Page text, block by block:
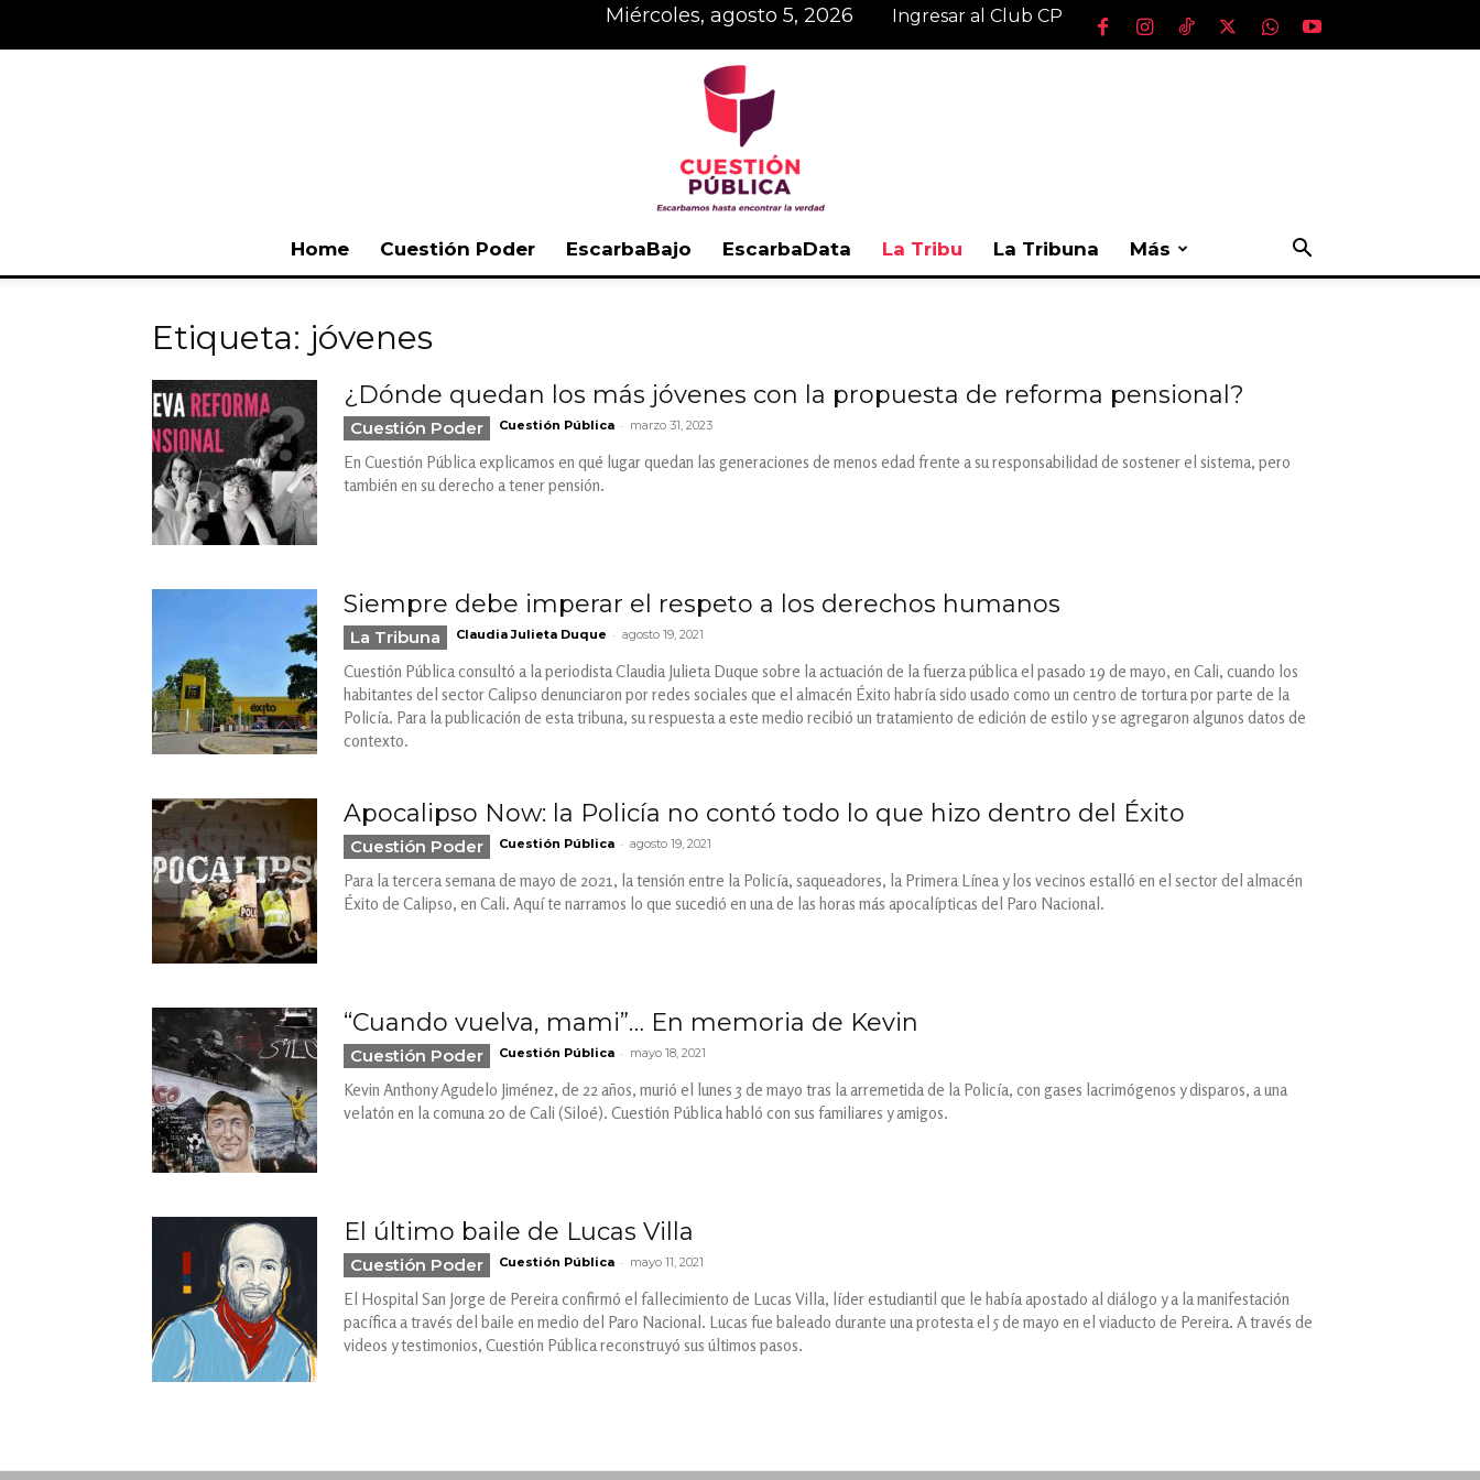
miércoles, agosto 5, 2026 Ingresar al Club CP
Home Cuestión Poder EscarbaBajo EscarbaData La Tribu La Tribuna Más
Etiqueta: jóvenes
¿Dónde quedan los más jóvenes con la propuesta de reforma pensional?
Cuestión Poder Cuestión Pública - marzo 31, 2023
En Cuestión Pública explicamos en qué lugar quedan las generaciones de menos edad frente a su responsabilidad de sostener el sistema, pero
también en su derecho a tener pensión.
Siempre debe imperar el respeto a los derechos humanos
La Tribuna Claudia Julieta Duque - agosto 19, 2021
Cuestión Pública consultó a la periodista Claudia Julieta Duque sobre la actuación de la fuerza pública el pasado 19 de mayo, en Cali, cuando los
habitantes del sector Calipso denunciaron por redes sociales que el almacén Éxito habría sido usado como un centro de tortura por parte de la
Policía. Para la publicación de esta tribuna, su respuesta a este medio recibió un tratamiento de edición de estilo y se agregaron algunos datos de
contexto.
Apocalipso Now: la Policía no contó todo lo que hizo dentro del Éxito
Cuestión Poder Cuestión Pública - agosto 19, 2021
Para la tercera semana de mayo de 2021, la tensión entre la Policía, saqueadores, la Primera Línea y los vecinos estalló en el sector del almacén
Éxito de Calipso, en Cali. Aquí te narramos lo que sucedió en una de las horas más apocalípticas del Paro Nacional.
“Cuando vuelva, mami”… En memoria de Kevin
Cuestión Poder Cuestión Pública - mayo 18, 2021
Kevin Anthony Agudelo Jiménez, de 22 años, murió el lunes 3 de mayo tras la arremetida de la Policía, con gases lacrimógenos y disparos, a una
velatón en la comuna 20 de Cali (Siloé). Cuestión Pública habló con sus familiares y amigos.
El último baile de Lucas Villa
Cuestión Poder Cuestión Pública - mayo 11, 2021
El Hospital San Jorge de Pereira confirmó el fallecimiento de Lucas Villa, líder estudiantil que le había apostado al diálogo y a la manifestación
pacífica a través del baile en medio del Paro Nacional. Lucas fue baleado durante una protesta el 5 de mayo en el viaducto de Pereira. A través de
videos y testimonios, Cuestión Pública reconstruyó sus últimos pasos.